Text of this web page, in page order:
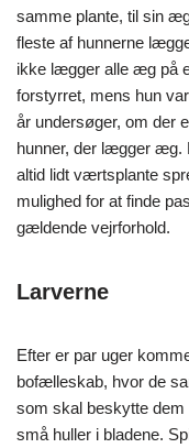
samme plante, til sin
fleste af hunnerne
ikke lægger alle æg på
forstyrret, mens hun
år undersøger, om der
hunner, der lægger æg.
altid lidt værtsplante
mulighed for at finde
gældende vejrforhold.
Larverne
Efter er par uger
bofælleskab, hvor de
som skal beskytte dem
små huller i bladene.